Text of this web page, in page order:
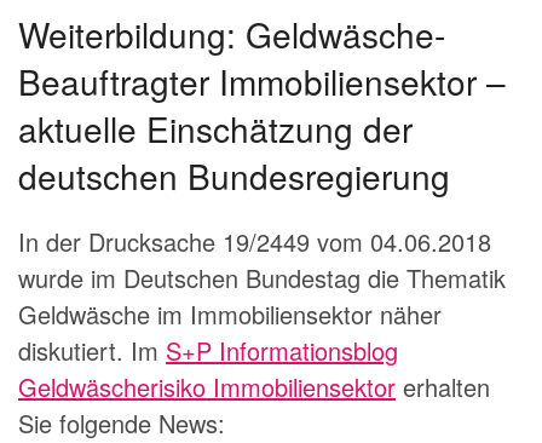
Weiterbildung: Geldwäsche-
Beauftragter Immobiliensektor –
aktuelle Einschätzung der
deutschen Bundesregierung
In der Drucksache 19/2449 vom 04.06.2018
wurde im Deutschen Bundestag die Thematik
Geldwäsche im Immobiliensektor näher
diskutiert. Im S+P Informationsblog
Geldwäscherisiko Immobiliensektor erhalten
Sie folgende News: